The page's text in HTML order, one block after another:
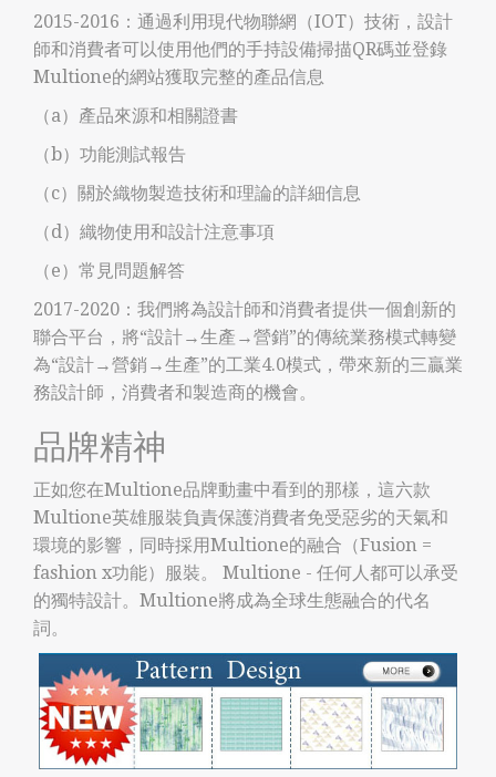
2015-2016：通過利用現代物聯網（IOT）技術，設計
師和消費者可以使用他們的手持設備掃描QR碼並登錄
Multione的網站獲取完整的產品信息
（a）產品來源和相關證書
（b）功能測試報告
（c）關於織物製造技術和理論的詳細信息
（d）織物使用和設計注意事項
（e）常見問題解答
2017-2020：我們將為設計師和消費者提供一個創新的
聯合平台，將“設計→生產→營銷”的傳統業務模式轉變
為“設計→營銷→生產”的工業4.0模式，帶來新的三贏業
務設計師，消費者和製造商的機會。
品牌精神
正如您在Multione品牌動畫中看到的那樣，這六款
Multione英雄服裝負責保護消費者免受惡劣的天氣和
環境的影響，同時採用Multione的融合（Fusion =
fashion x功能）服裝。 Multione - 任何人都可以承受
的獨特設計。Multione將成為全球生態融合的代名
詞。